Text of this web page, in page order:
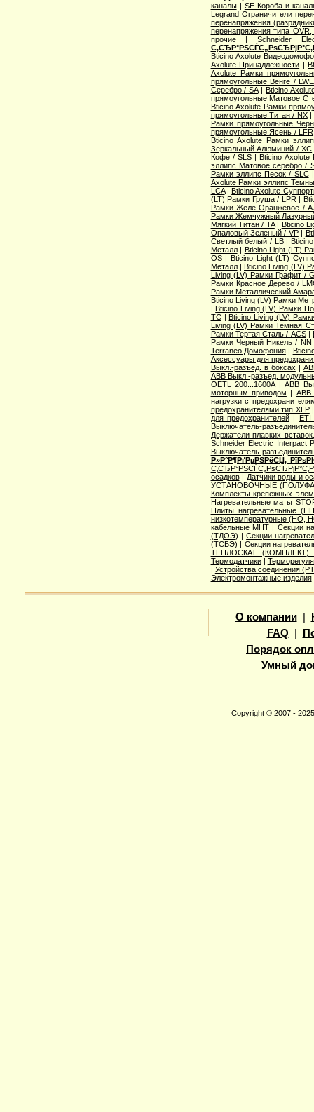
каналы| SE Короба и
Legrand Ограничители
перенапряжения
перенапряжения типа
прочие|Schneider
Bticino Axolute
Axolute Принадлежности |
Axolute Рамки
прямоугольные Венге / LWE
Серебро / SA|Bticino
прямоугольные Матовое
Bticino Axolute Рамки
прямоугольные Титан / NX|
Рамки прямоугольные
прямоугольные Ясень / LFR
Bticino Axolute Рамки
Зеркальный Алюминий / XC
Кофе / SLS|Bticino Axolute
эллипс Матовое серебро /
Рамки эллипс Песок / SLC
Axolute Рамки эллипс
LCA|Bticino Axolute
(LT) Рамки Груша / LPR|
Рамки Желе Оранжевое /
Рамки Жемчужный
Мягкий Титан / TA| Bticino
Опаловый Зеленый / VP|
Светлый белый / LB|
Металл| Bticino Light (LT)
OS| Bticino Light (LT)
Металл|Bticino Living (LV)
Living (LV) Рамки Графит /
Рамки Красное Дерево /
Рамки Металлический
Bticino Living (LV) Рамки
|Bticino Living (LV) Рамки
TC|Bticino Living (LV)
Living (LV) Рамки Темная
Рамки Тертая Сталь / ACS|
Рамки Черный Никель / NN
Terraneo Домофония|
Аксессуары для
Выкл.-разъед. в боксах |
ABB Выкл.-разъед.
OETL 200...1600A| ABB
моторным приводом | ABB
нагрузки с
предохранителями тип XLP
для предохранителей| ETI
Выключатель-
Держатели плавких
Schneider Electric Interpact
Выключатель-
Р»Р°Р¶РґРµРЅРёСЏ,
осадков| Датчики воды и
УСТАНОВОЧНЫЕ
Комплекты крепежных
Нагревательные маты
Плиты нагревательные
низкотемпературные
кабельные МНТ| Секции
(ТДОЭ) |Секции
(ТСБЭ) | Секции
ТЕПЛОСКАТ (КОМПЛЕКТ)
Термодатчики|
| Устройства соединения
Электромонтажные изделия
О компании|
FAQ
Порядок
Умный
Copyright © 2007 -